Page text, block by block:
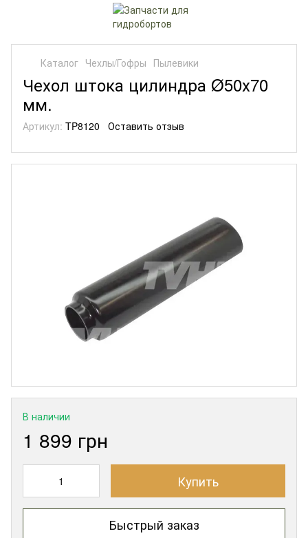
Каталог Чехлы/Гофры Пылевики
Чехол штока цилиндра Ø50х70
мм.
Артикул: TP8120 Оставить отзыв
В наличии
1 899 грн
Купить
Быстрый заказ